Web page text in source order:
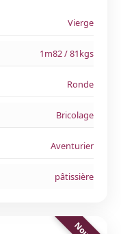
Vierge
1m82 / 81kgs
Ronde
Bricolage
Aventurier
pâtissière